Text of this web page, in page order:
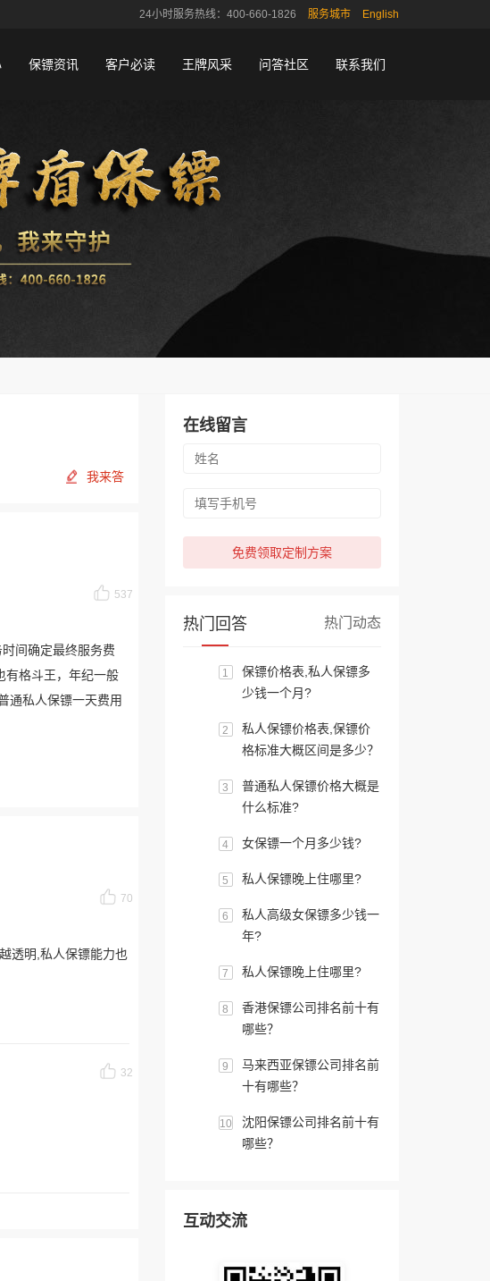
24小时服务热线：400-660-1826 服务城市 English
保镖资讯 客户必读 王牌风采 问答社区 联系我们
我来答
537
间确定最终服务费
有格斗王，年纪一般
通私人保镖一天费用
70
透明,私人保镖能力也
32
在线留言
免费领取定制方案
热门回答 热门动态
1
保镖价格表,私人保镖多
少钱一个月?
2
私人保镖价格表,保镖价
格标准大概区间是多少？
3
普通私人保镖价格大概是
什么标准?
4 女保镖一个月多少钱?
5 私人保镖晚上住哪里?
6
私人高级女保镖多少钱一
年?
7 私人保镖晚上住哪里?
8
香港保镖公司排名前十有
哪些？
9
马来西亚保镖公司排名前
十有哪些？
10
沈阳保镖公司排名前十有
哪些？
互动交流